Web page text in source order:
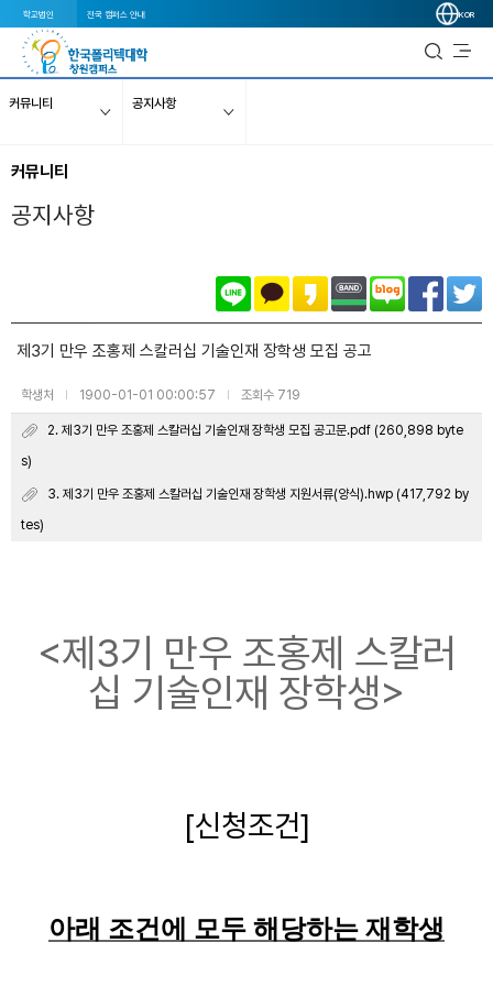
학교법인 전국 캠퍼스 안내 KOR
커뮤니티 공지사항
커뮤니티
공지사항
제3기 만우 조홍제 스칼러십 기술인재 장학생 모집 공고
학생처 | 1900-01-01 00:00:57 | 조회수 719
2. 제3기 만우 조홍제 스칼러십 기술인재 장학생 모집 공고문.pdf (260,898 byte
s)
3. 제3기 만우 조홍제 스칼러십 기술인재 장학생 지원서류(양식).hwp (417,792 by
tes)
<제3기 만우 조홍제 스칼러
십 기술인재 장학생>
[신청조건]
아래 조건에 모두 해당하는 재학생